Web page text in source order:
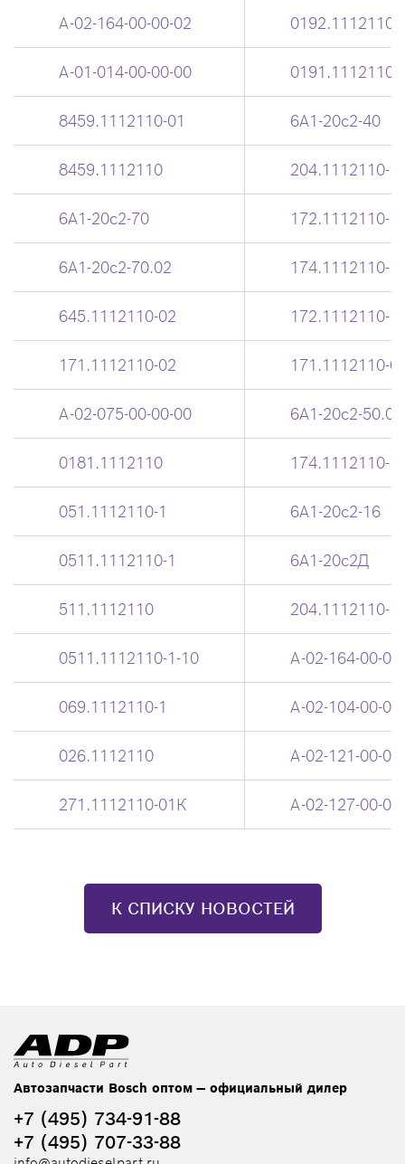
А-02-164-00-00-02 0192.1112110
А-01-014-00-00-00 0191.1112110
8459.1112110-01 6А1-20с2-40
8459.1112110 204.1112110-
6А1-20с2-70 172.1112110-
6А1-20с2-70.02 174.1112110-
645.1112110-02 172.1112110-
171.1112110-02 171.1112110-
А-02-075-00-00-00 6А1-20с2-50.01
0181.1112110 174.1112110-
051.1112110-1 6А1-20с2-16
0511.1112110-1 6А1-20с2Д
511.1112110 204.1112110-
0511.1112110-1-10 А-02-164-00-
069.1112110-1 А-02-104-00-
026.1112110 А-02-121-00-
271.1112110-01К А-02-127-00-
К СПИСКУ НОВОСТЕЙ
Автозапчасти Bosch оптом — официальный дилер
+7 (495) 734-91-88
+7 (495) 707-33-88